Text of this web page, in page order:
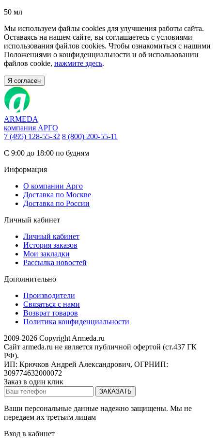
50 мл
Мы используем файлы cookies для улучшения работы сайта.
Оставаясь на нашем сайте, вы соглашаетесь с условиями
использования файлов cookies. Чтобы ознакомиться с нашими
Положениями о конфиденциальности и об использовании
файлов cookie, нажмите здесь.
Я согласен
ARMEDA
компания АРГО
7 (495) 128-55-32 8 (800) 200-55-11
С 9:00 до 18:00 по будням
Информация
О компании Арго
Доставка по Москве
Доставка по России
Личный кабинет
Личный кабинет
История заказов
Мои закладки
Рассылка новостей
Дополнительно
Производители
Связаться с нами
Возврат товаров
Политика конфиденциальности
2009-2026 Copyright Armeda.ru
Сайт armeda.ru не является публичной офертой (ст.437 ГК
РФ).
ИП: Крючков Андрей Александрович, ОГРНИП:
309774632000072
Заказ в один клик
Ваши персональные данные надежно защищены. Мы не
передаем их третьим лицам
Вход в кабинет